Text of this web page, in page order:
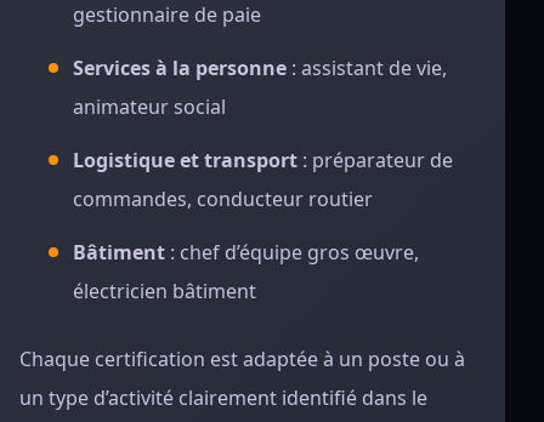
gestionnaire de paie
Services à la personne : assistant de vie,
animateur social
Logistique et transport : préparateur de
commandes, conducteur routier
Bâtiment : chef d’équipe gros œuvre,
électricien bâtiment
Chaque certification est adaptée à un poste ou à
un type d’activité clairement identifié dans le